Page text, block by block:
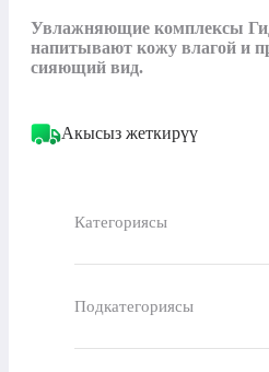
Увлажняющие комплексы
напитывают кожу влагой и
сияющий вид.
Акысыз жеткирүү
Категориясы
Подкатегориясы